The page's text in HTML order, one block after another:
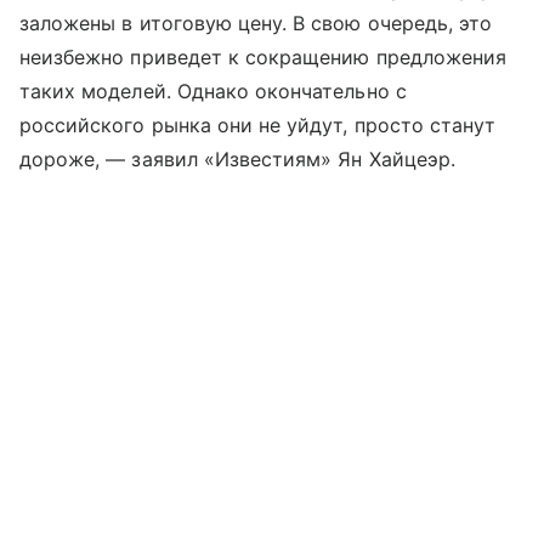
заложены в итоговую цену. В свою очередь, это
неизбежно приведет к сокращению предложения
таких моделей. Однако окончательно с
российского рынка они не уйдут, просто станут
дороже, — заявил «Известиям» Ян Хайцеэр.